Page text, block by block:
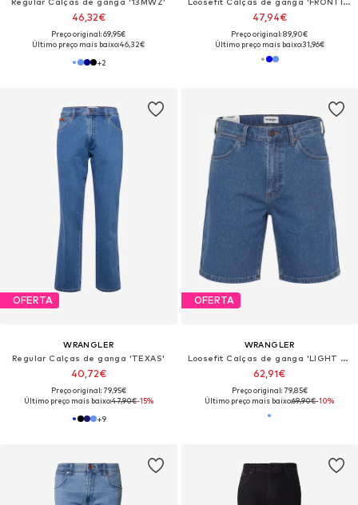
46,32€
Preço original: 69,95€
Último preço mais baixo:46,32€
+2
47,94€
Preço original: 89,90€
Último preço mais baixo:31,96€
OFERTA
WRANGLER
Regular Calças de ganga 'TEXAS'
40,72€
Preço original: 79,95€
Último preço mais baixo:47,90€-15%
+9
OFERTA
WRANGLER
Loosefit Calças de ganga 'LIGHT & SOFT FRONTIER DARK STONE SHORTS'
62,91€
Preço original: 79,85€
Último preço mais baixo:69,90€-10%